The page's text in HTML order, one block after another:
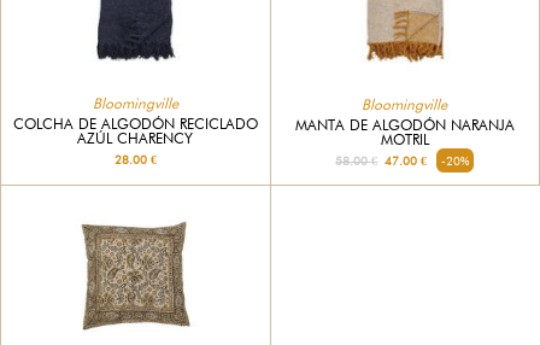
Bloomingville
COLCHA DE ALGODÓN RECICLADO
AZÚL CHARENCY
28.00 €
Bloomingville
MANTA DE ALGODÓN NARANJA
MOTRIL
58.00 € 47.00 € -20%